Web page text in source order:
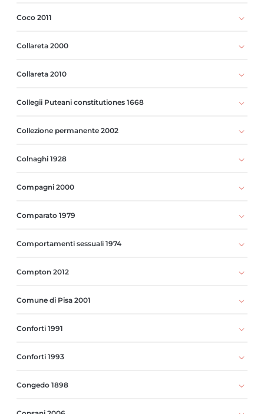
Coco 2011
Collareta 2000
Collareta 2010
Collegii Puteani constitutiones 1668
Collezione permanente 2002
Colnaghi 1928
Compagni 2000
Comparato 1979
Comportamenti sessuali 1974
Compton 2012
Comune di Pisa 2001
Conforti 1991
Conforti 1993
Congedo 1898